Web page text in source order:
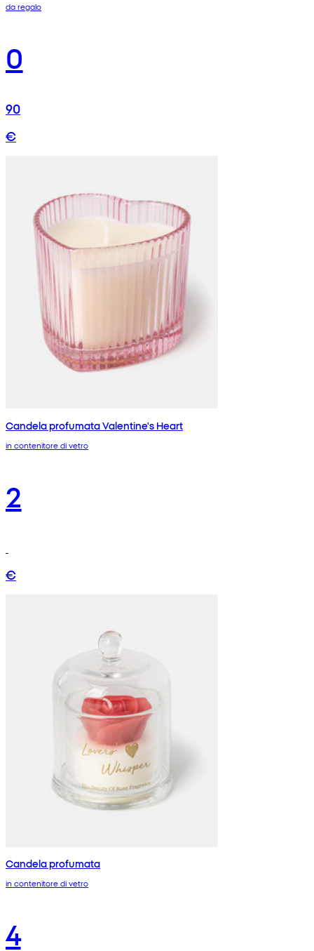
da regalo
0
90
€
Candela profumata Valentine's Heart
in contenitore di vetro
2
€
Candela profumata
in contenitore di vetro
4